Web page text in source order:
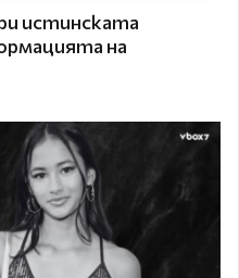
истинската
на